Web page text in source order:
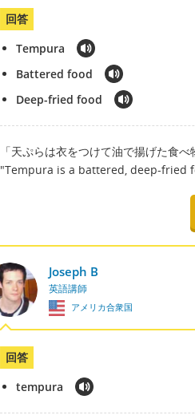
回答
Tempura
Battered food
Deep-fried food
「天ぷらは衣をつけて油で揚げた食べ
"Tempura is a battered, deep-fried
Joseph B
英語講師
アメリカ合衆国
回答
tempura